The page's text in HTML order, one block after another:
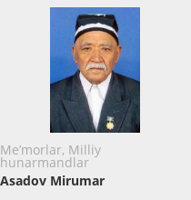
Me’morlar, Milliy
hunarmandlar
Asadov Mirumar